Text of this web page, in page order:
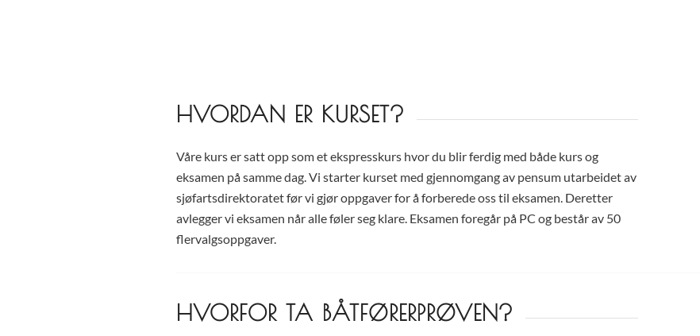
HVORDAN ER KURSET?
Våre kurs er satt opp som et ekspresskurs hvor du blir ferdig med både kurs og
eksamen på samme dag. Vi starter kurset med gjennomgang av pensum utarbeidet av
sjøfartsdirektoratet før vi gjør oppgaver for å forberede oss til eksamen. Deretter
avlegger vi eksamen når alle føler seg klare. Eksamen foregår på PC og består av 50
flervalgsoppgaver.
HVORFOR TA BÅTFØRERPRØVEN?